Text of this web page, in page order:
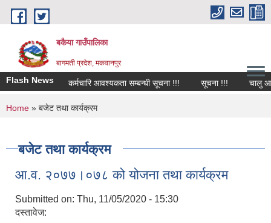
Skip to main content
बकैया गाउँपालिका
बागमती प्रदेश, मकवानपुर
Flash News कर्मचारि आवश्यकता सम्बन्धी सूचना !!! सूचना !!! चालु
You are here
Home » बजेट तथा कार्यक्रम
बजेट तथा कार्यक्रम
आ.व. २०७७।०७८ को योजना तथा कार्यक्रम
Submitted on: Thu, 11/05/2020 - 15:30
दस्तावेज: